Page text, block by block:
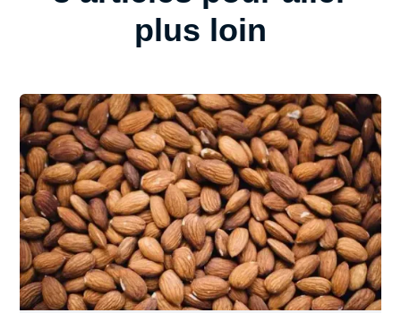
plus loin